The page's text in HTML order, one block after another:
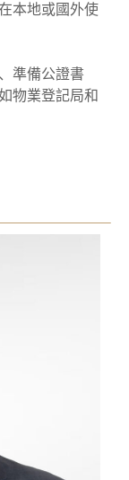
本地或國外使
準備公證書
物業登記局和